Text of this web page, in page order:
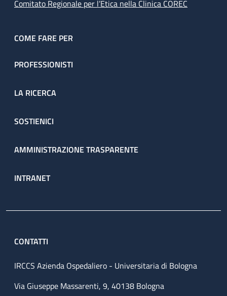
Comitato Regionale per l’Etica nella Clinica COREC
COME FARE PER
PROFESSIONISTI
LA RICERCA
SOSTIENICI
AMMINISTRAZIONE TRASPARENTE
INTRANET
CONTATTI
IRCCS Azienda Ospedaliero - Universitaria di Bologna
Via Giuseppe Massarenti, 9, 40138 Bologna